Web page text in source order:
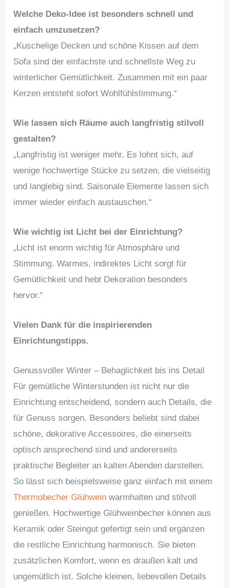
Welche Deko-Idee ist besonders schnell und
einfach umzusetzen?
„Kuschelige Decken und schöne Kissen auf dem
Sofa sind der einfachste und schnellste Weg zu
winterlicher Gemütlichkeit. Zusammen mit ein paar
Kerzen entsteht sofort Wohlfühlstimmung.“
Wie lassen sich Räume auch langfristig stilvoll
gestalten?
„Langfristig ist weniger mehr. Es lohnt sich, auf
wenige hochwertige Stücke zu setzen, die vielseitig
und langlebig sind. Saisonale Elemente lassen sich
immer wieder einfach austauschen.“
Wie wichtig ist Licht bei der Einrichtung?
„Licht ist enorm wichtig für Atmosphäre und
Stimmung. Warmes, indirektes Licht sorgt für
Gemütlichkeit und hebt Dekoration besonders
hervor.“
Vielen Dank für die inspirierenden
Einrichtungstipps.
Genussvoller Winter – Behaglichkeit bis ins Detail
Für gemütliche Winterstunden ist nicht nur die
Einrichtung entscheidend, sondern auch Details, die
für Genuss sorgen. Besonders beliebt sind dabei
schöne, dekorative Accessoires, die einerseits
optisch ansprechend sind und andererseits
praktische Begleiter an kalten Abenden darstellen.
So lässt sich beispielsweise ganz einfach mit einem
Thermobecher Glühwein warmhalten und stilvoll
genießen. Hochwertige Glühweinbecher können aus
Keramik oder Steingut gefertigt sein und ergänzen
die restliche Einrichtung harmonisch. Sie bieten
zusätzlichen Komfort, wenn es draußen kalt und
ungemütlich ist. Solche kleinen, liebevollen Details